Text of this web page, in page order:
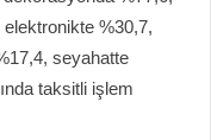
%30,7,
seyahatte
taksitli işlem